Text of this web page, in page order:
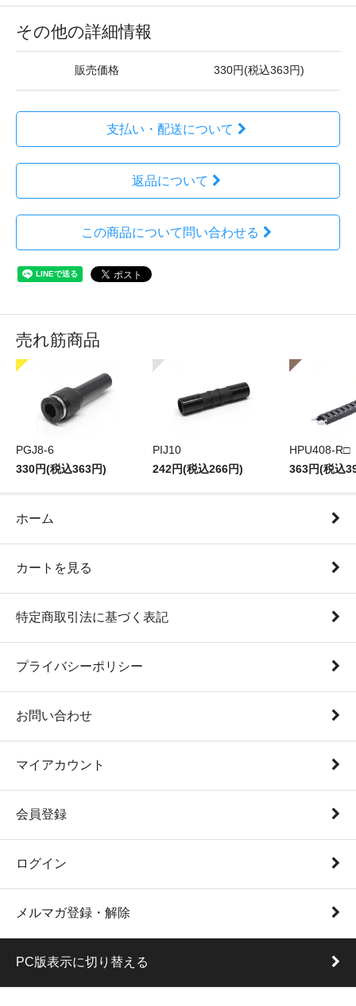
その他の詳細情報
販売価格 330円(税込363円)
支払い・配送について
返品について
この商品について問い合わせる
売れ筋商品
PGJ8-6
330円(税込363円)
PIJ10
242円(税込266円)
HPU408-R□
363円(税込
ホーム
カートを見る
特定商取引法に基づく表記
プライバシーポリシー
お問い合わせ
マイアカウント
会員登録
ログイン
メルマガ登録・解除
PC版表示に切り替える